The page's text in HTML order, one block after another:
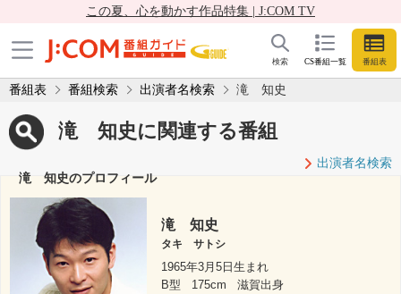
この夏、心を動かす作品特集 | J:COM TV
CS番組一覧 番組表
検索
番組表 番組検索 出演者名検索 滝 知史
滝 知史に関連する番組
出演者名検索
滝 知史のプロフィール
滝 知史
タキ サトシ
1965年3月5日生まれ
B型
175cm
滋賀出身